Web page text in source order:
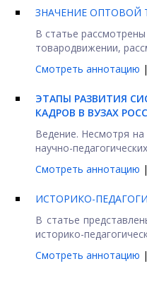
ЗНАЧЕНИЕ ОПТОВОЙ
В статье
товародвижении,
Смотреть аннотацию |
ЭТАПЫ РАЗВИТИЯ
КАДРОВ В ВУЗАХ
Ведение. Несмотря
научно-
Смотреть аннотацию |
ИСТОРИКО-
В статье
историко-
Смотреть аннотацию |